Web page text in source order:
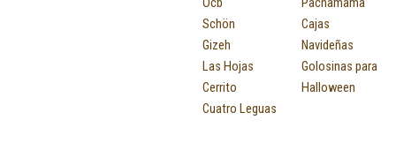
Schön
Gizeh
Las Hojas
Cerrito
Cuatro Leguas
Cajas
Navideñas
Golosinas para
Halloween